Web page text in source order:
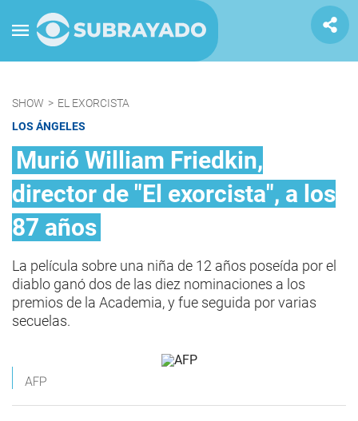
SHOW > EL EXORCISTA
LOS ÁNGELES
Murió William Friedkin,
director de "El exorcista", a los
87 años
La película sobre una niña de 12 años poseída por el
diablo ganó dos de las diez nominaciones a los
premios de la Academia, y fue seguida por varias
secuelas.
AFP